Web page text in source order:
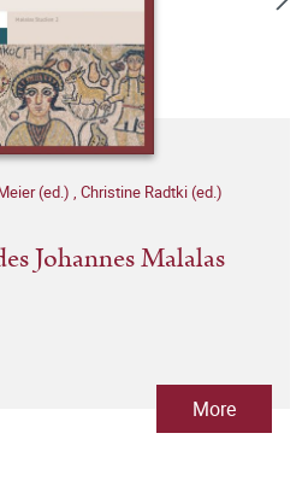
(ed.) , Christine Radtki (ed.)
Johannes Malalas
More